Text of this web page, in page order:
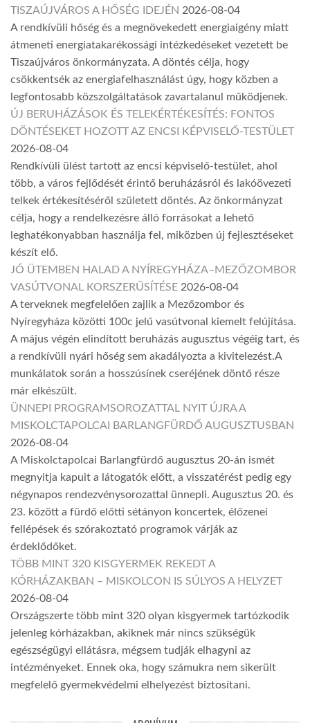
TISZAÚJVÁROS A HŐSÉG IDEJÉN 2026-08-04
A rendkívüli hőség és a megnövekedett energiaigény miatt
átmeneti energiatakarékossági intézkedéseket vezetett be
Tiszaújváros önkormányzata. A döntés célja, hogy
csökkentsék az energiafelhasználást úgy, hogy közben a
legfontosabb közszolgáltatások zavartalanul működjenek.
ÚJ BERUHÁZÁSOK ÉS TELEKÉRTÉKESÍTÉS: FONTOS
DÖNTÉSEKET HOZOTT AZ ENCSI KÉPVISELŐ-TESTÜLET
2026-08-04
Rendkívüli ülést tartott az encsi képviselő-testület, ahol
több, a város fejlődését érintő beruházásról és lakóövezeti
telkek értékesítéséről született döntés. Az önkormányzat
célja, hogy a rendelkezésre álló forrásokat a lehető
leghatékonyabban használja fel, miközben új fejlesztéseket
készít elő.
JÓ ÜTEMBEN HALAD A NYÍREGYHÁZA–MEZŐZOMBOR
VASÚTVONAL KORSZERŰSÍTÉSE 2026-08-04
A terveknek megfelelően zajlik a Mezőzombor és
Nyíregyháza közötti 100c jelű vasútvonal kiemelt felújítása.
A május végén elindított beruházás augusztus végéig tart, és
a rendkívüli nyári hőség sem akadályozta a kivitelezést.A
munkálatok során a hosszúsínek cseréjének döntő része
már elkészült.
ÜNNEPI PROGRAMSOROZATTAL NYIT ÚJRA A
MISKOLCTAPOLCAI BARLANGFÜRDŐ AUGUSZTUSBAN
2026-08-04
A Miskolctapolcai Barlangfürdő augusztus 20-án ismét
megnyitja kapuit a látogatók előtt, a visszatérést pedig egy
négynapos rendezvénysorozattal ünnepli. Augusztus 20. és
23. között a fürdő előtti sétányon koncertek, élőzenei
fellépések és szórakoztató programok várják az
érdeklődőket.
TÖBB MINT 320 KISGYERMEK REKEDT A
KÓRHÁZAKBAN – MISKOLCON IS SÚLYOS A HELYZET
2026-08-04
Országszerte több mint 320 olyan kisgyermek tartózkodik
jelenleg kórházakban, akiknek már nincs szükségük
egészségügyi ellátásra, mégsem tudják elhagyni az
intézményeket. Ennek oka, hogy számukra nem sikerült
megfelelő gyermekvédelmi elhelyezést biztosítani.